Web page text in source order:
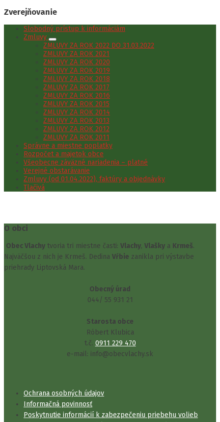
Zverejňovanie
Slobodný prístup k informáciám
Zmluvy
ZMLUVY ZA ROK 2022 DO 31.03.2022
ZMLUVY ZA ROK 2021
ZMLUVY ZA ROK 2020
ZMLUVY ZA ROK 2019
ZMLUVY ZA ROK 2018
ZMLUVY ZA ROK 2017
ZMLUVY ZA ROK 2016
ZMLUVY ZA ROK 2015
ZMLUVY ZA ROK 2014
ZMLUVY ZA ROK 2013
ZMLUVY ZA ROK 2012
ZMLUVY ZA ROK 2011
Správne a miestne poplatky
Rozpočet a majetok obce
Všeobecne záväzné nariadenia – platné
Verejné obstarávanie
Zmluvy (od 01.04.2022), faktúry a objednávky
Tlačivá
O obci
Obec Vlachy tvoria tri miestne časti: Vlachy, Vlašky a Krmeš.
Najväčšou z nich je Krmeš. Dedina Vŕbie zanikla pri výstavbe
priehrady Liptovská Mara.
Obecný úrad
044/ 55 931 21
Starosta obce
Róbert Klubica
t.č. 0911 229 470
e-mail: info@obecvlachy.sk
Ochrana osobných údajov
Informačná povinnosť
Poskytnutie informácií k zabezpečeniu priebehu volieb